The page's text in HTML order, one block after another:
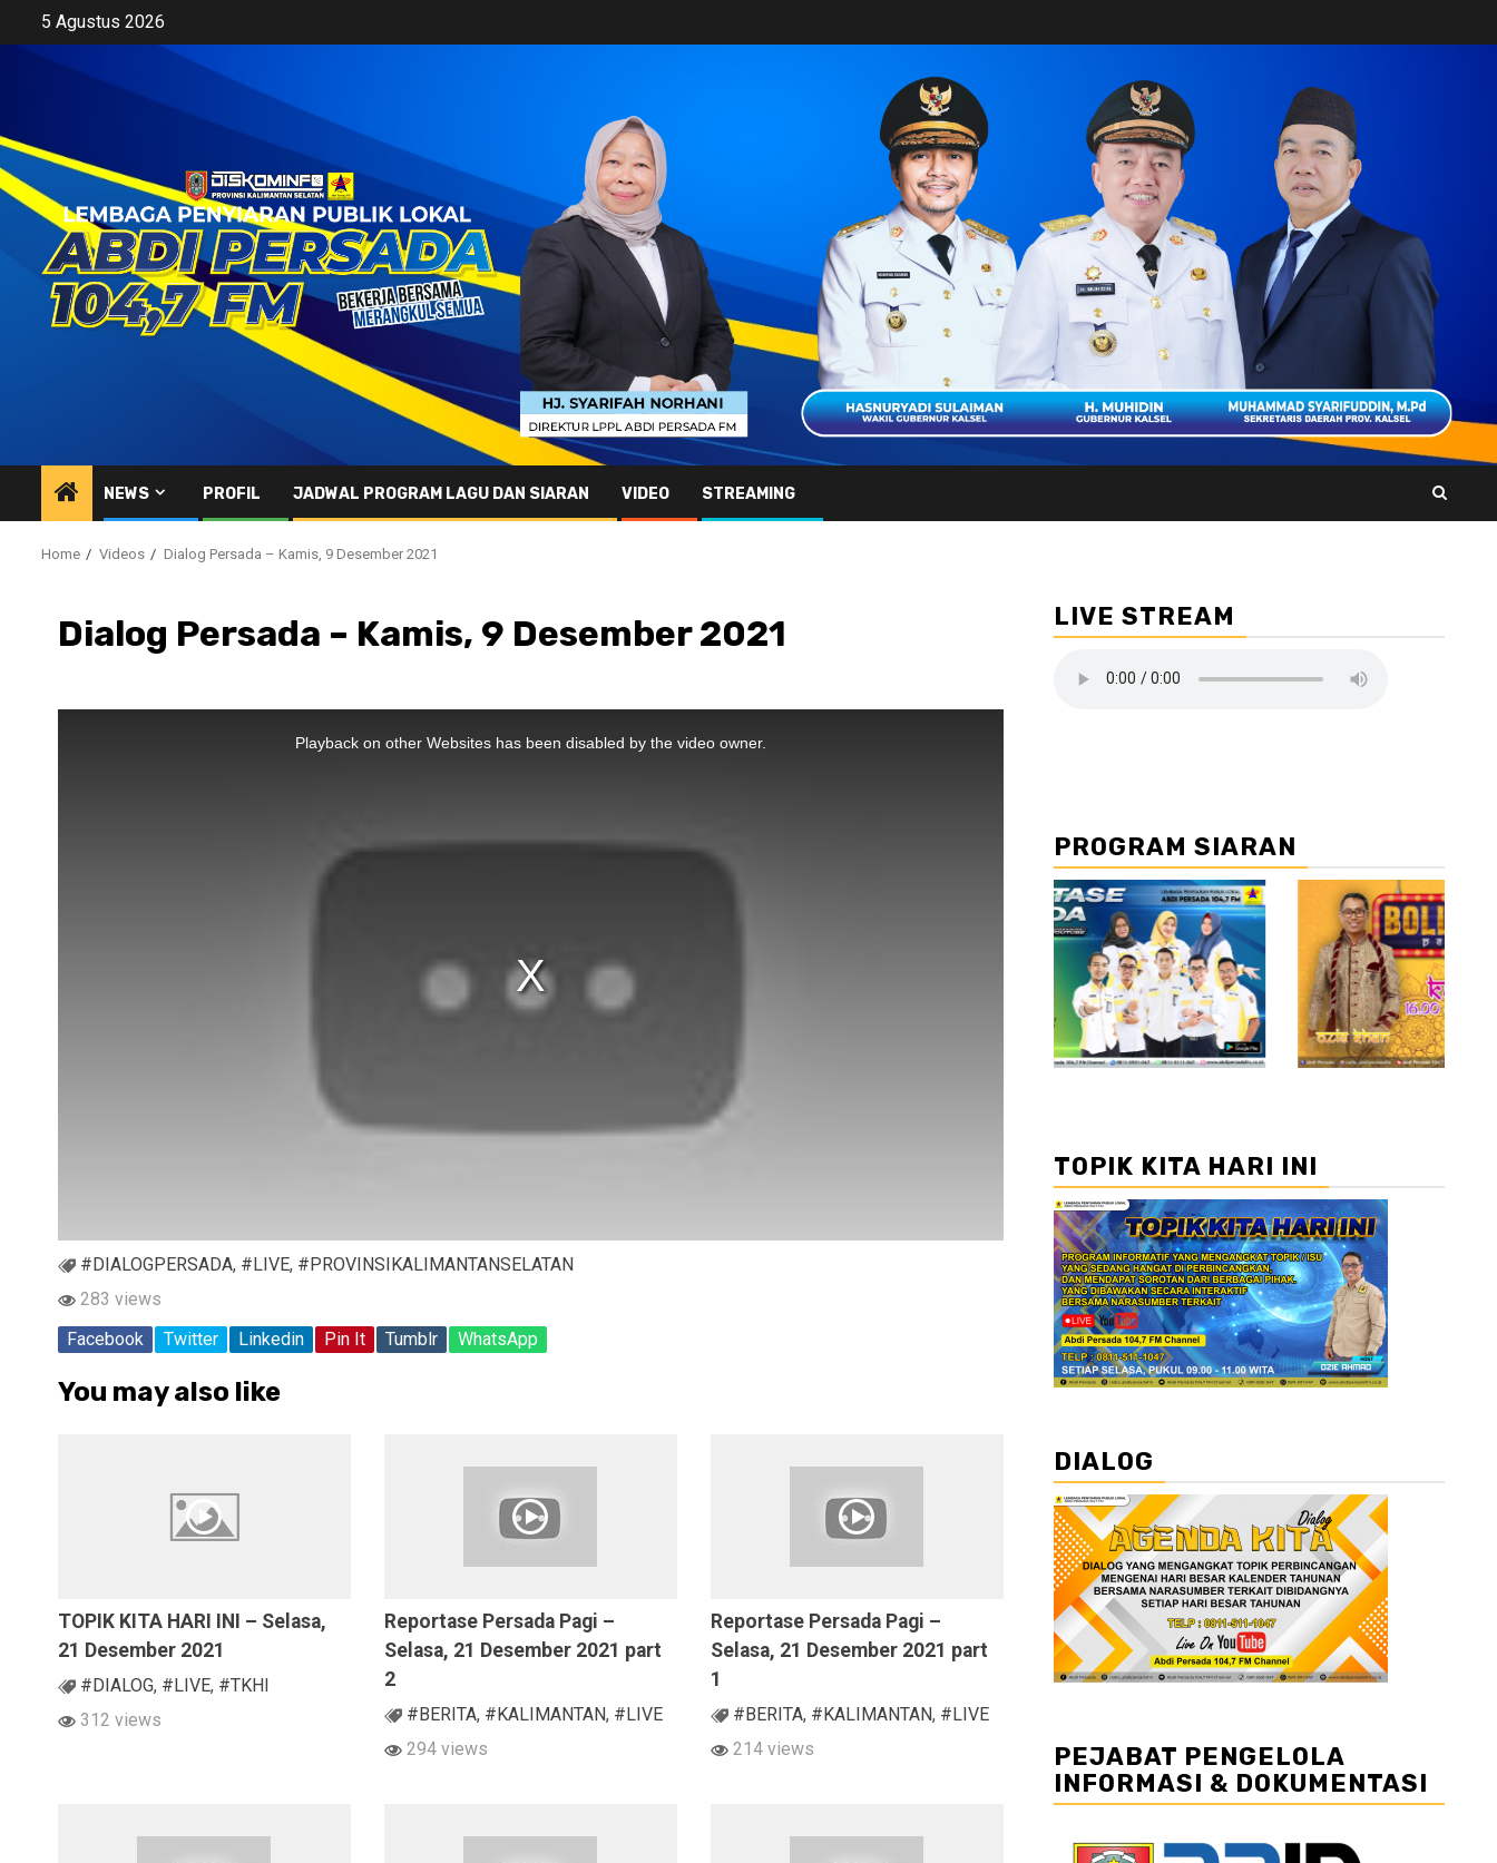
content
5 Agustus 2026
NEWS PROFIL JADWAL PROGRAM LAGU DAN SIARAN VIDEO STREAMING
Home Videos Dialog Persada – Kamis, 9 Desember 2021
Dialog Persada – Kamis, 9 Desember 2021
#DIALOGPERSADA, #LIVE, #PROVINSIKALIMANTANSELATAN
283 views
Facebook
Twitter Linkedin Pin It Tumblr WhatsApp
You may also like
TOPIK KITA HARI INI – Selasa,
21 Desember 2021
#DIALOG, #LIVE, #TKHI
312 views
Reportase Persada Pagi –
Selasa, 21 Desember 2021 part
2
#BERITA, #KALIMANTAN, #LIVE
294 views
Reportase Persada Pagi –
Selasa, 21 Desember 2021 part
1
#BERITA, #KALIMANTAN, #LIVE
214 views
LIVE STREAM
PROGRAM SIARAN
//2
TOPIK KITA HARI INI
DIALOG
PEJABAT PENGELOLA
INFORMASI & DOKUMENTASI